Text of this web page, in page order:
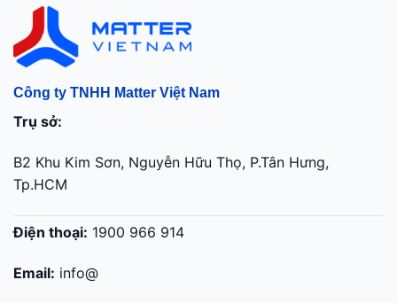
Công ty TNHH Matter Việt Nam
Trụ sở:
B2 Khu Kim Sơn, Nguyễn Hữu Thọ, P.Tân Hưng,
Tp.HCM
Điện thoại: 1900 966 914
Email: info@